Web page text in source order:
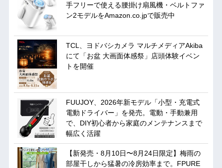
手フリーで使える腰掛け扇風機・ベルトファ
ン2モデルをAmazon.co.jpで販売中
TCL、ヨドバシカメラ マルチメディアAkiba
にて「お盆 大画面体感祭」店頭体験イベン
トを開催
FUUJOY、2026年新モデル「小型・充電式
電動ドライバー」を発売。電動・手動兼用
で、DIY初心者から家庭のメンテナンスまで
幅広く活躍
【新発売・8月10日〜8月24日限定】梅雨の
部屋干しから猛暑の冷房効率まで。FPURE